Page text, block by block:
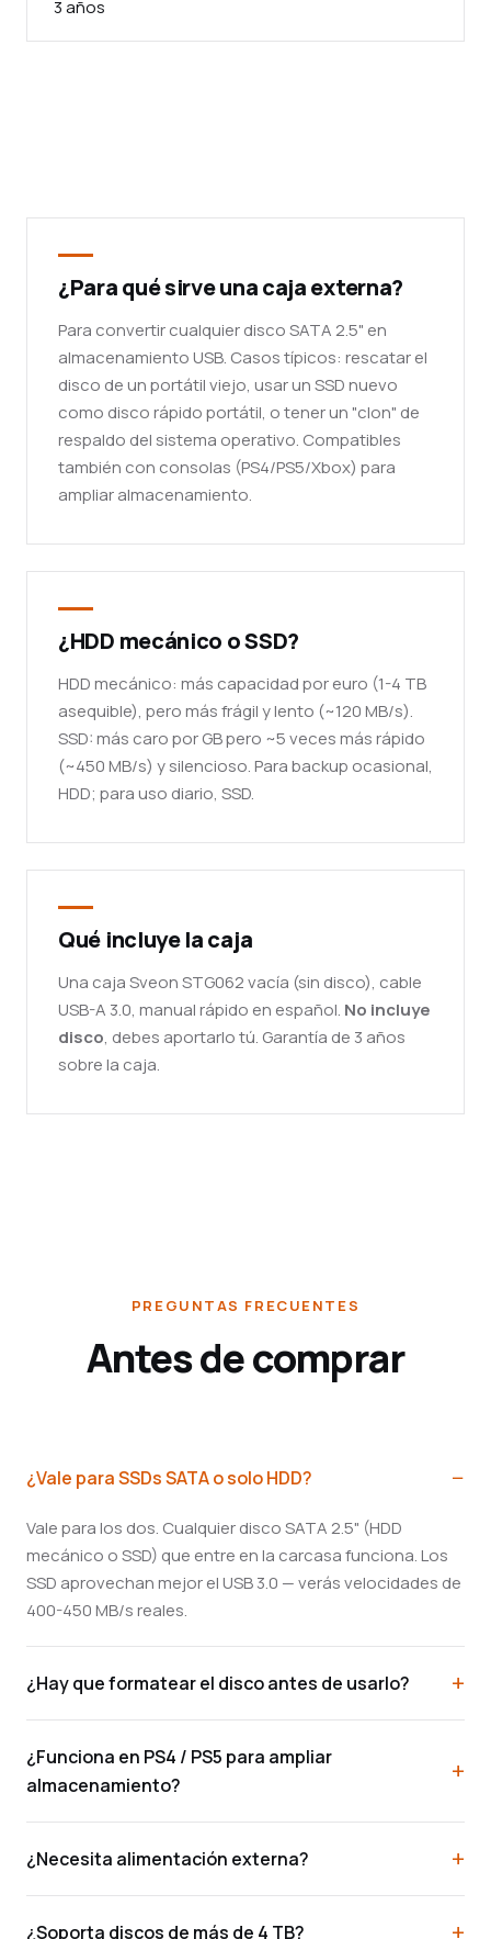
3 años
¿Para qué sirve una caja externa?
Para convertir cualquier disco SATA 2.5" en
almacenamiento USB. Casos típicos: rescatar el
disco de un portátil viejo, usar un SSD nuevo
como disco rápido portátil, o tener un "clon" de
respaldo del sistema operativo. Compatibles
también con consolas (PS4/PS5/Xbox) para
ampliar almacenamiento.
¿HDD mecánico o SSD?
HDD mecánico: más capacidad por euro (1-4 TB
asequible), pero más frágil y lento (~120 MB/s).
SSD: más caro por GB pero ~5 veces más rápido
(~450 MB/s) y silencioso. Para backup ocasional,
HDD; para uso diario, SSD.
Qué incluye la caja
Una caja Sveon STG062 vacía (sin disco), cable
USB-A 3.0, manual rápido en español. No incluye
disco, debes aportarlo tú. Garantía de 3 años
sobre la caja.
PREGUNTAS FRECUENTES
Antes de comprar
¿Vale para SSDs SATA o solo HDD?
Vale para los dos. Cualquier disco SATA 2.5" (HDD
mecánico o SSD) que entre en la carcasa funciona. Los
SSD aprovechan mejor el USB 3.0 — verás velocidades de
400-450 MB/s reales.
¿Hay que formatear el disco antes de usarlo?
¿Funciona en PS4 / PS5 para ampliar
almacenamiento?
¿Necesita alimentación externa?
¿Soporta discos de más de 4 TB?